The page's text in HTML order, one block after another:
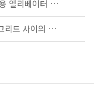
KS B ISO/TS 8100-21 - 승객 및 화물 운송용 엘리베이터 —제21부: 세계공통 필수안전요건(GESRs)을 충족하는 세계공통 안전 파라미터(GSPs)
KS C IEC TS 62872 - 산업 시설과 스마트 그리드 사이의 산업 공정 측정, 제어 및 자동화 시스템 인터페이스